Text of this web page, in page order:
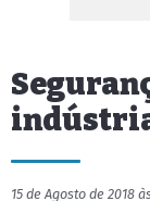
15 de Agosto de 2018